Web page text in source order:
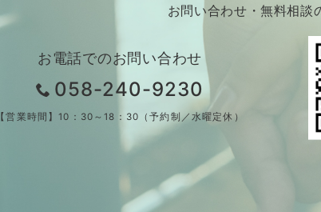
お問い合わせ・無料相談
お電話でのお問い合わせ
058-240-9230
【営業時間】10：30～18：30（予約制／水曜定休）